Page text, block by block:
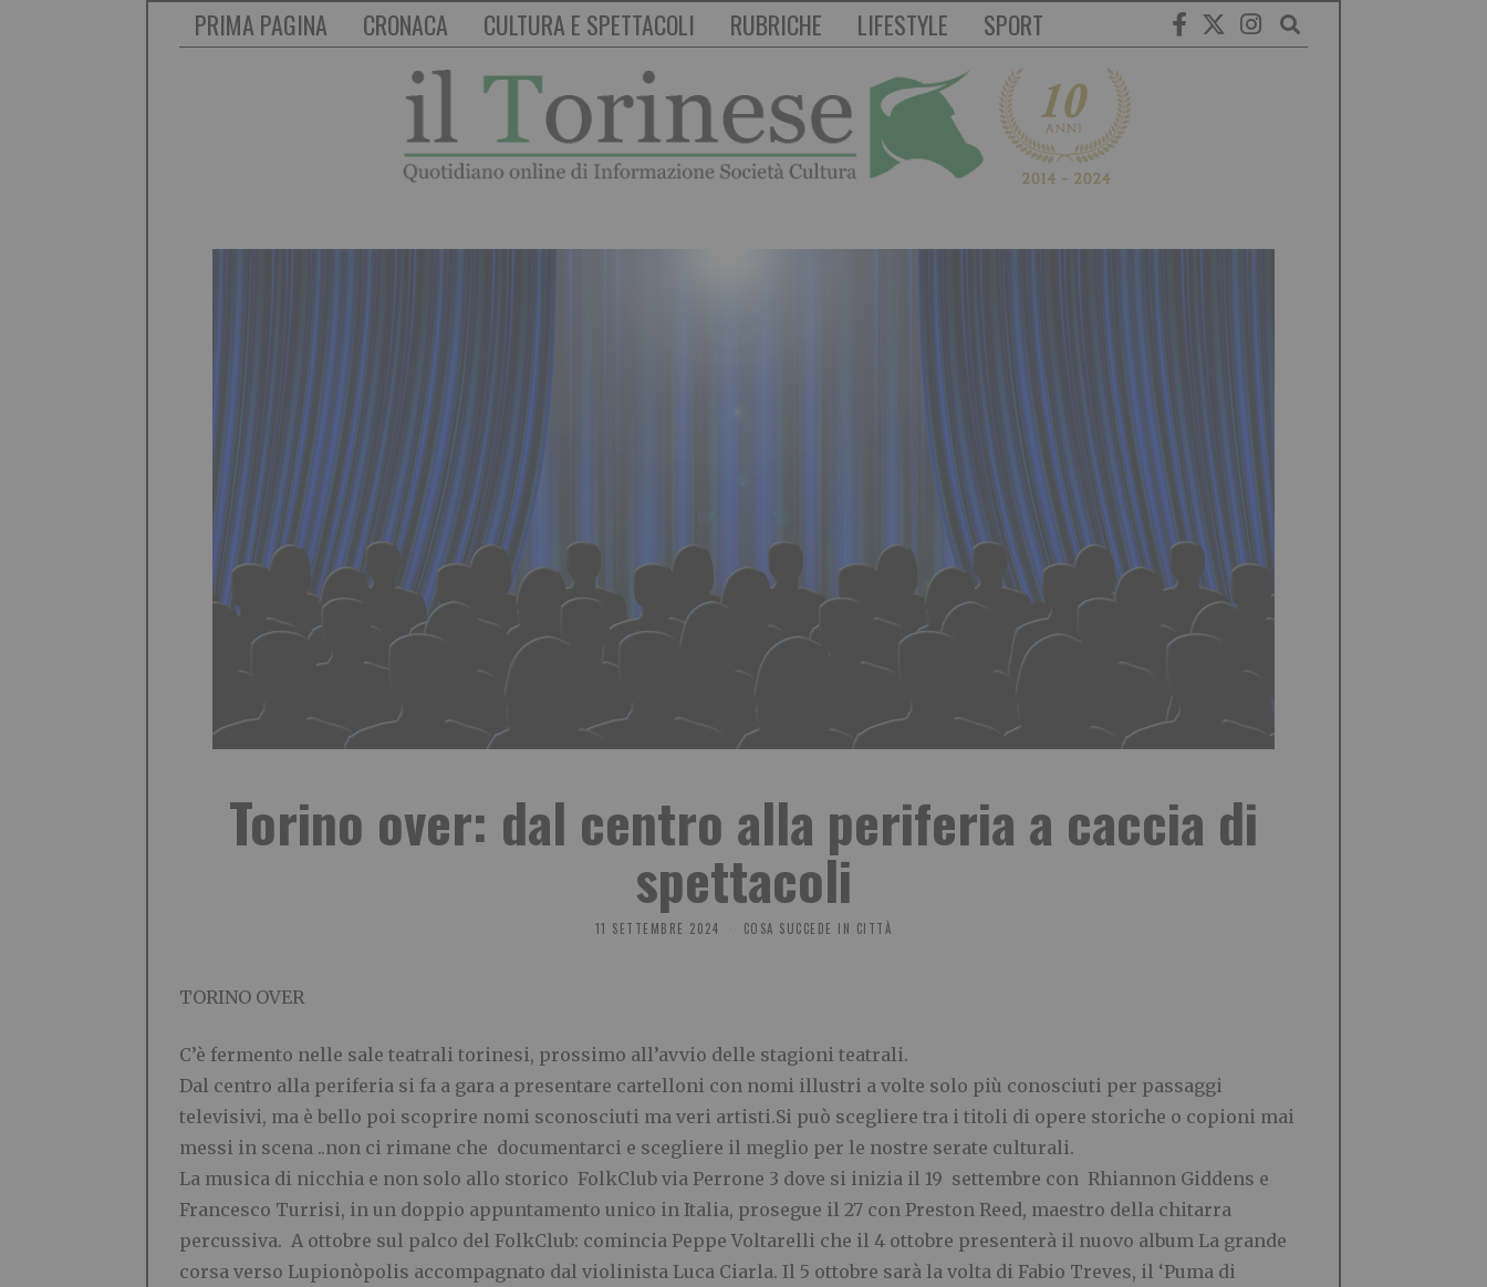
PRIMA PAGINA CRONACA CULTURA E SPETTACOLI RUBRICHE LIFESTYLE SPORT
Torino over: dal centro alla periferia a caccia di
spettacoli
11 SETTEMBRE 2024 COSA SUCCEDE IN CITTÀ
TORINO OVER
C’è fermento nelle sale teatrali torinesi, prossimo all’avvio delle stagioni teatrali.
Dal centro alla periferia si fa a gara a presentare cartelloni con nomi illustri a volte solo più conosciuti per passaggi
televisivi, ma è bello poi scoprire nomi sconosciuti ma veri artisti.Si può scegliere tra i titoli di opere storiche o copioni mai
messi in scena ..non ci rimane che documentarci e scegliere il meglio per le nostre serate culturali.
La musica di nicchia e non solo allo storico FolkClub via Perrone 3 dove si inizia il 19 settembre con Rhiannon Giddens e
Francesco Turrisi, in un doppio appuntamento unico in Italia, prosegue il 27 con Preston Reed, maestro della chitarra
percussiva. A ottobre sul palco del FolkClub: comincia Peppe Voltarelli che il 4 ottobre presenterà il nuovo album La grande
corsa verso Lupionòpolis accompagnato dal violinista Luca Ciarla. Il 5 ottobre sarà la volta di Fabio Treves, il ‘Puma di